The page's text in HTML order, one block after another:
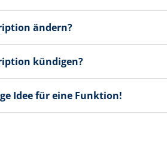
ändern?
kündigen?
Idee für eine Funktion!